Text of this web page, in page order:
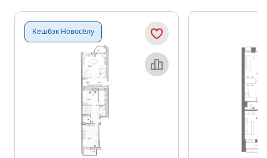
Кешбэк Новосёлу
Объект месяца